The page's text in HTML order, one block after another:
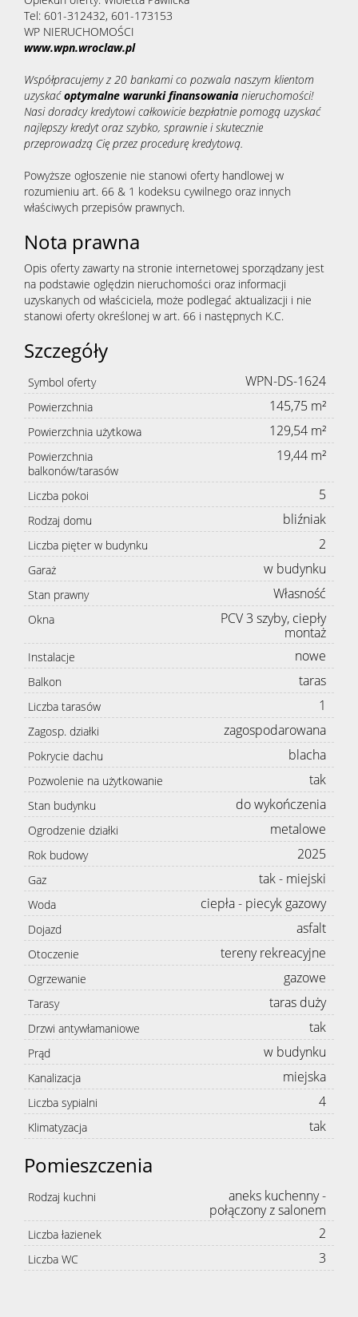
Tel: 601-312432, 601-173153
WP NIERUCHOMOŚCI
www.wpn.wroclaw.pl
Współpracujemy z 20 bankami co pozwala naszym klientom
uzyskaćoptymalne warunki finansowania nieruchomości!
Nasi doradcy kredytowi całkowicie bezpłatnie pomogą uzyskać
najlepszy kredyt oraz szybko, sprawnie i skutecznie
przeprowadzą Cię przez procedurę kredytową.
Powyższe ogłoszenie nie stanowi oferty handlowej w
rozumieniu art. 66 & 1 kodeksu cywilnego oraz innych
właściwych przepisów prawnych.
Nota prawna
Opis oferty zawarty na stronie internetowej sporządzany jest
na podstawie oględzin nieruchomości oraz informacji
uzyskanych od właściciela, może podlegać aktualizacji i nie
stanowi oferty określonej w art. 66 i następnych K.C.
Szczegóły
Symbol oferty WPN-DS-1624
Powierzchnia 145,75 m²
Powierzchnia użytkowa 129,54 m²
Powierzchnia
balkonów/tarasów
19,44 m²
Liczba pokoi 5
Rodzaj domu bliźniak
Liczba pięter w budynku 2
Garaż w budynku
Stan prawny Własność
Okna
PCV 3 szyby, ciepły
montaż
Instalacje nowe
Balkon taras
Liczba tarasów 1
Zagosp. działki zagospodarowana
Pokrycie dachu blacha
Pozwolenie na użytkowanie tak
Stan budynku do wykończenia
Ogrodzenie działki metalowe
Rok budowy 2025
Gaz tak - miejski
Woda ciepła - piecyk gazowy
Dojazd asfalt
Otoczenie tereny rekreacyjne
Ogrzewanie gazowe
Tarasy taras duży
Drzwi antywłamaniowe tak
Prąd w budynku
Kanalizacja miejska
Liczba sypialni 4
Klimatyzacja tak
Pomieszczenia
Rodzaj kuchni
aneks kuchenny -
połączony z salonem
Liczba łazienek 2
Liczba WC 3